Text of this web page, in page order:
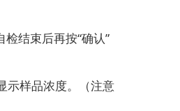
结束后再按“确认”
示样品浓度。（注意